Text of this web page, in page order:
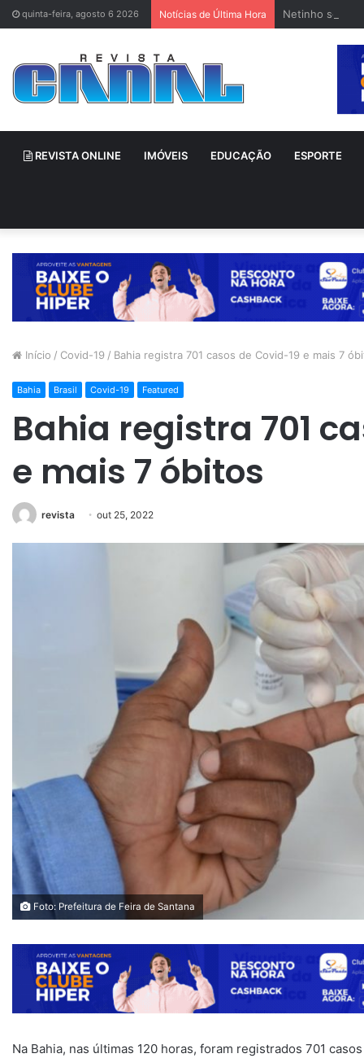
quinta-feira, agosto 6 2026 Notícias de Última Hora Netinho sofre
REVISTA ONLINE IMÓVEIS EDUCAÇÃO ESPORTE
Início / Covid-19 / Bahia registra 701 casos de Covid-19 e mais 7
Bahia Brasil Covid-19 Featured
Bahia registra 701
e mais 7 óbitos
revista out 25, 2022
Foto: Prefeitura de Feira de Santana
Na Bahia, nas últimas 120 horas, foram registrados 701